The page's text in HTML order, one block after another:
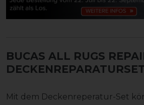
BUCAS ALL RUGS
Mit dem Deckenreperatur-Set